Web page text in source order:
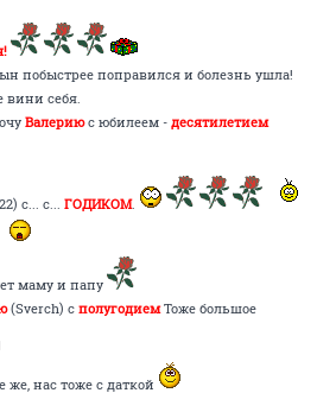
побыстрее поправился и болезнь ушла!
вини себя.
Валериюс юбилеем - десятилетием
с... с... ГОДИКОМ.
маму и папу
(Sverch) с полугодиемТоже большое
же, нас тоже с даткой